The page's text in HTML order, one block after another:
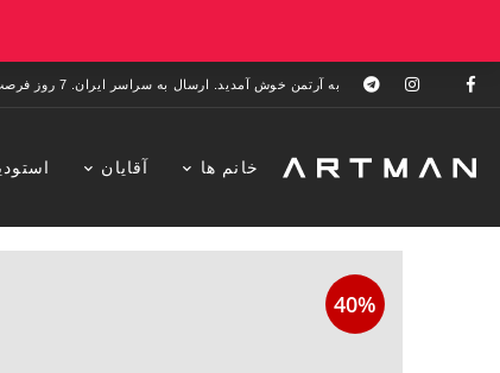
به آرتمن خوش آمدید. ارسال به سراسر ایران. 7 روز فرصت تست در منزل. 1 سال خدمات پس از فروش.
خانم ها آقایان
40%